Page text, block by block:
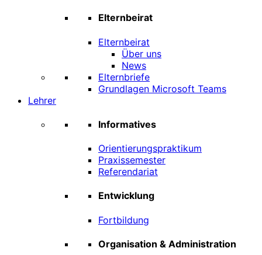
Elternbeirat
Elternbeirat
Über uns
News
Elternbriefe
Grundlagen Microsoft Teams
Lehrer
Informatives
Orientierungspraktikum
Praxissemester
Referendariat
Entwicklung
Fortbildung
Organisation & Administration